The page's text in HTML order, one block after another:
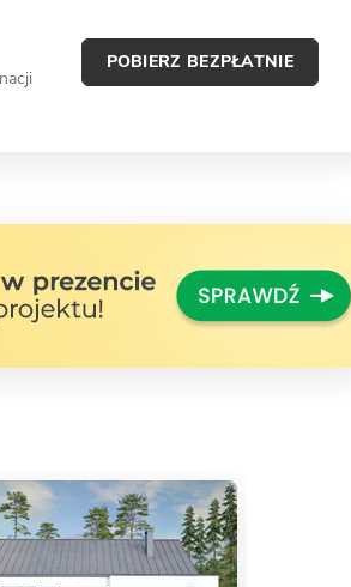
POBIERZ BEZPŁATNIE